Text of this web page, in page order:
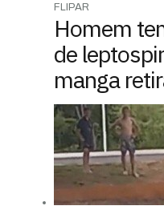
FLIPAR
Homem
de
manga